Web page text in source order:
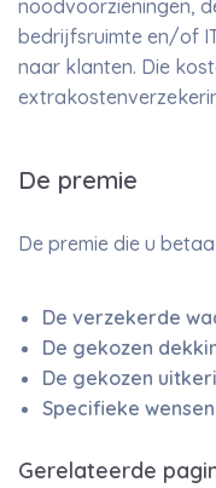
noodvoorzieningen,
bedrijfsruimte en/of
naar klanten. Die
De premie
De premie die u
De verzekerde
De gekozen
De gekozen
Specifieke wensen
Gerelateerde